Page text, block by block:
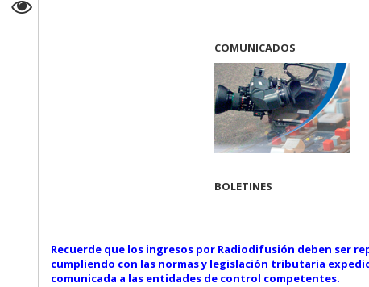
COMUNICADOS
BOLETINES
Recuerde que los ingresos por Radiodifusión deben ser
cumpliendo con las normas y legislación tributaria
comunicada a las entidades de control competentes.